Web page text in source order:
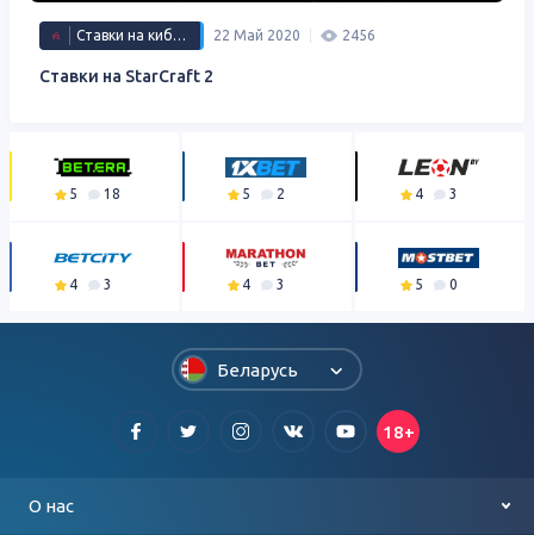
Ставки на киберспорт 22 Май 2020 2456
Ставки на StarCraft 2
5 18 5 2 4 3
4 3 4 3 5 0
Беларусь
18+
О нас